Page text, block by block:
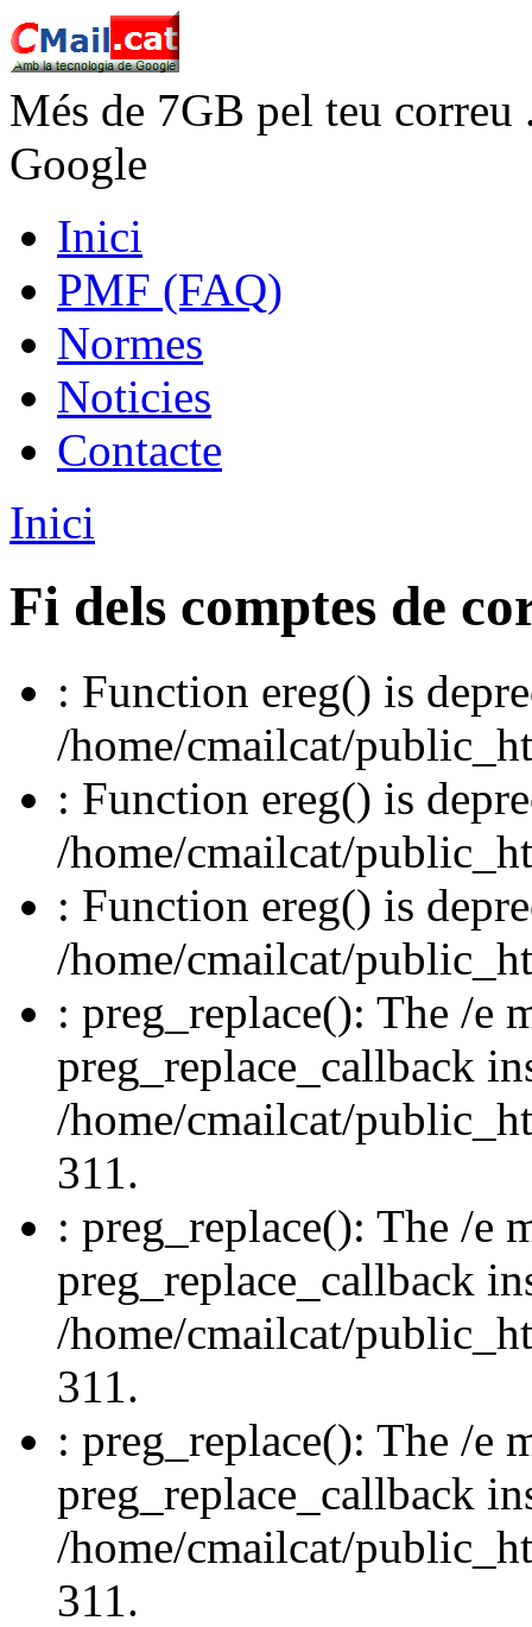
Més de 7GB pel teu
Google
Inici
PMF (FAQ)
Normes
Noticies
Contacte
Inici
Fi dels comptes de
: Function ereg() is
/home/cmailcat/
: Function ereg() is
/home/cmailcat/
: Function ereg() is
/home/cmailcat/
: preg_replace(): The /e
preg_replace_callback
/home/cmailcat/
311.
: preg_replace(): The /e
preg_replace_callback
/home/cmailcat/
311.
: preg_replace(): The /e
preg_replace_callback
/home/cmailcat/
311.